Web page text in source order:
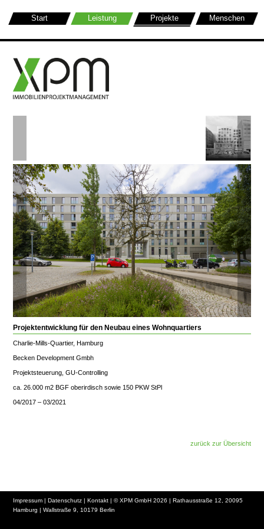
Start Leistung Projekte Menschen
Projektentwicklung für den Neubau eines Wohnquartiers
Charlie-Mills-Quartier, Hamburg
Becken Development Gmbh
Projektsteuerung, GU-Controlling
ca. 26.000 m2 BGF oberirdisch sowie 150 PKW StPl
04/2017 – 03/2021
zurück zur Übersicht
Impressum |Datenschutz |Kontakt | © XPM GmbH 2026 | Rathausstraße 12, 20095
Hamburg | Wallstraße 9, 10179 Berlin